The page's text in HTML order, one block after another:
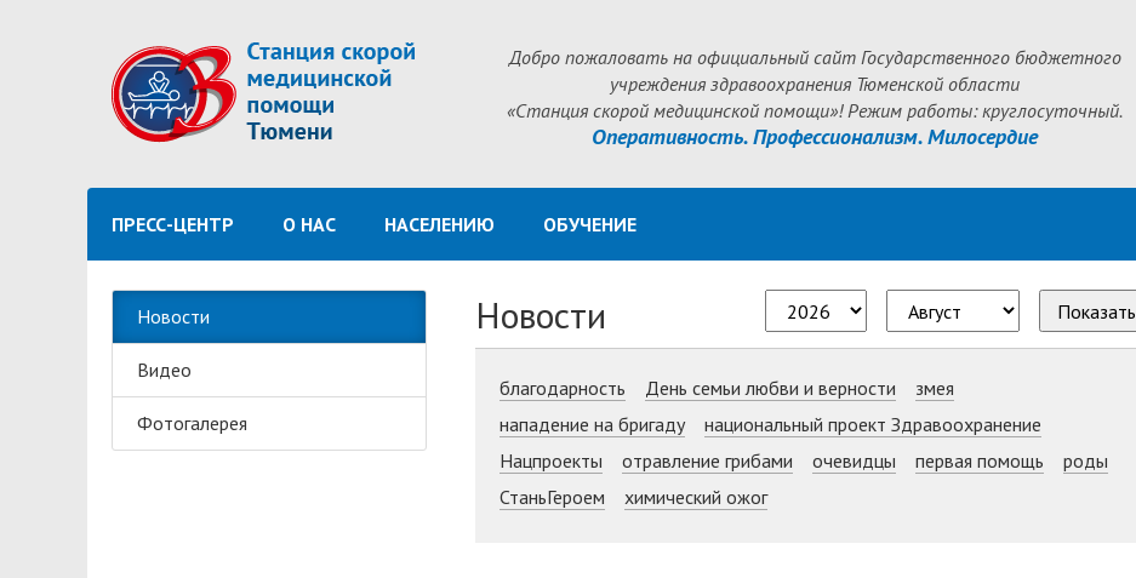
Добро пожаловать на официальный сайт Государственного бюджетного
учреждения здравоохранения Тюменской области
«Станция скорой медицинской помощи»! Режим работы: круглосуточный.
Оперативность. Профессионализм. Милосердие
ПРЕСС-ЦЕНТР О НАС НАСЕЛЕНИЮ ОБУЧЕНИЕ
Новости
Видео
Фотогалерея
Новости Показать
благодарность День семьи любви и верности
змея
нападение на бригаду
национальный проект Здравоохранение
Нацпроекты
отравление грибами очевидцы первая помощь
роды
СтаньГероем
химический ожог